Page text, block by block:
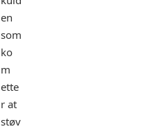
en
som
ko
m
ette
r at
støv